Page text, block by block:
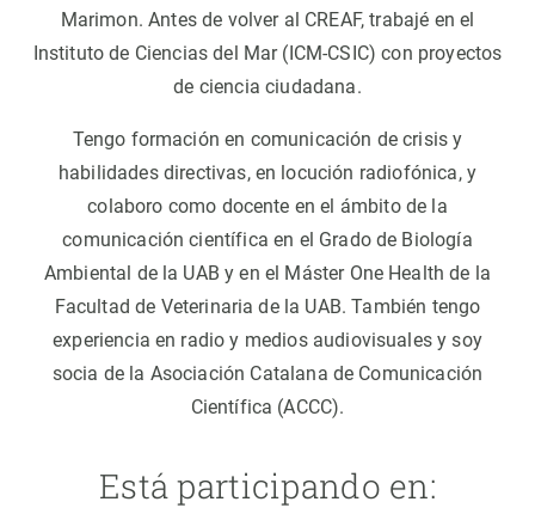
Marimon. Antes de volver al CREAF, trabajé en el
Instituto de Ciencias del Mar (ICM-CSIC) con proyectos
de ciencia ciudadana.
Tengo formación en comunicación de crisis y
habilidades directivas, en locución radiofónica, y
colaboro como docente en el ámbito de la
comunicación científica en el Grado de Biología
Ambiental de la UAB y en el Máster One Health de la
Facultad de Veterinaria de la UAB. También tengo
experiencia en radio y medios audiovisuales y soy
socia de la Asociación Catalana de Comunicación
Científica (ACCC).
Está participando en: